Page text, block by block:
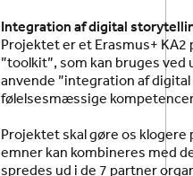
Integration af digital
Projektet er et Erasmus+
”toolkit”, som kan bruges ved
anvende ”integration af
følelsesmæssige
Projektet skal gøre os
emner kan kombineres med
spredes ud i de 7 partner